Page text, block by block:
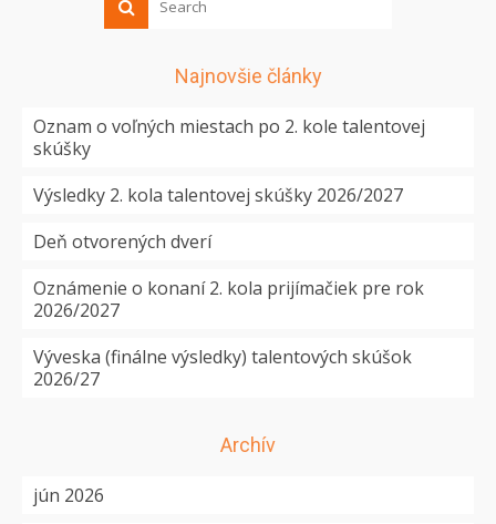
Najnovšie články
Oznam o voľných miestach po 2. kole talentovej
skúšky
Výsledky 2. kola talentovej skúšky 2026/2027
Deň otvorených dverí
Oznámenie o konaní 2. kola prijímačiek pre rok
2026/2027
Výveska (finálne výsledky) talentových skúšok
2026/27
Archív
jún 2026